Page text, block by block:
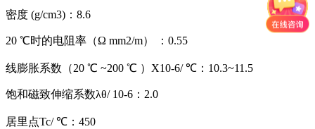
密度 (g/cm3)：8.6
20 ℃时的电阻率（Ω mm2/m） ：0.55
线膨胀系数（20 ℃ ~200 ℃ ）X10-6/ ℃：10.3~11.5
饱和磁致伸缩系数λθ/ 10-6：2.0
居里点Tc/ ℃：450